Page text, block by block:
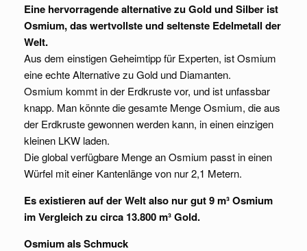
Eine hervorragende alternative zu Gold und Silber ist
Osmium, das wertvollste und seltenste Edelmetall der
Welt.
Aus dem einstigen Geheimtipp für Experten, ist Osmium
eine echte Alternative zu Gold und Diamanten.
Osmium kommt in der Erdkruste vor, und ist unfassbar
knapp. Man könnte die gesamte Menge Osmium, die aus
der Erdkruste gewonnen werden kann, in einen einzigen
kleinen LKW laden.
Die global verfügbare Menge an Osmium passt in einen
Würfel mit einer Kantenlänge von nur 2,1 Metern.
Es existieren auf der Welt also nur gut 9 m³ Osmium
im Vergleich zu circa 13.800 m³ Gold.
Osmium als Schmuck